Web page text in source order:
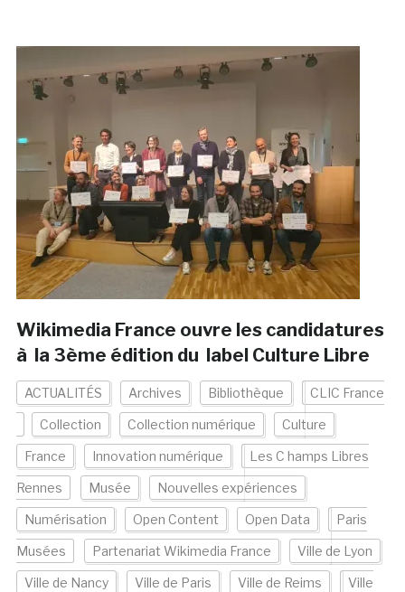
Wikimedia France ouvre les candidatures
à la 3ème édition du label Culture Libre
ACTUALITÉS Archives Bibliothèque CLIC France
Collection Collection numérique Culture
France Innovation numérique Les C hamps Libres
Rennes Musée Nouvelles expériences
Numérisation Open Content Open Data Paris
Musées Partenariat Wikimedia France Ville de Lyon
Ville de Nancy Ville de Paris Ville de Reims Ville